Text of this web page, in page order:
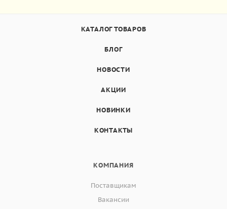
КАТАЛОГ ТОВАРОВ
БЛОГ
НОВОСТИ
АКЦИИ
НОВИНКИ
КОНТАКТЫ
КОМПАНИЯ
Поставщикам
Вакансии